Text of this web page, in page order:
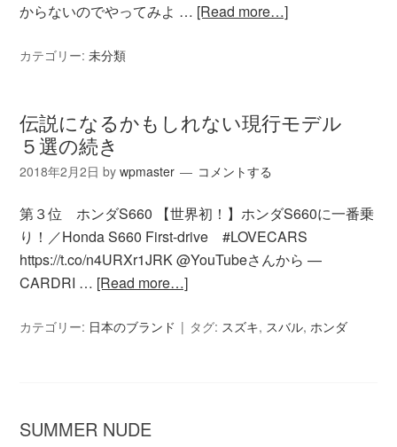
からないのでやってみよ … [Read more…]
カテゴリー:未分類
伝説になるかもしれない現行モデル
５選の続き
2018年2月2日 bywpmaster コメントする
第３位 ホンダS660 【世界初！】ホンダS660に一番乗
り！／Honda S660 First-drive #LOVECARS
https://t.co/n4URXr1JRK @YouTubeさんから —
CARDRI … [Read more…]
カテゴリー: 日本のブランド タグ: スズキ, スバル,ホンダ
SUMMER NUDE